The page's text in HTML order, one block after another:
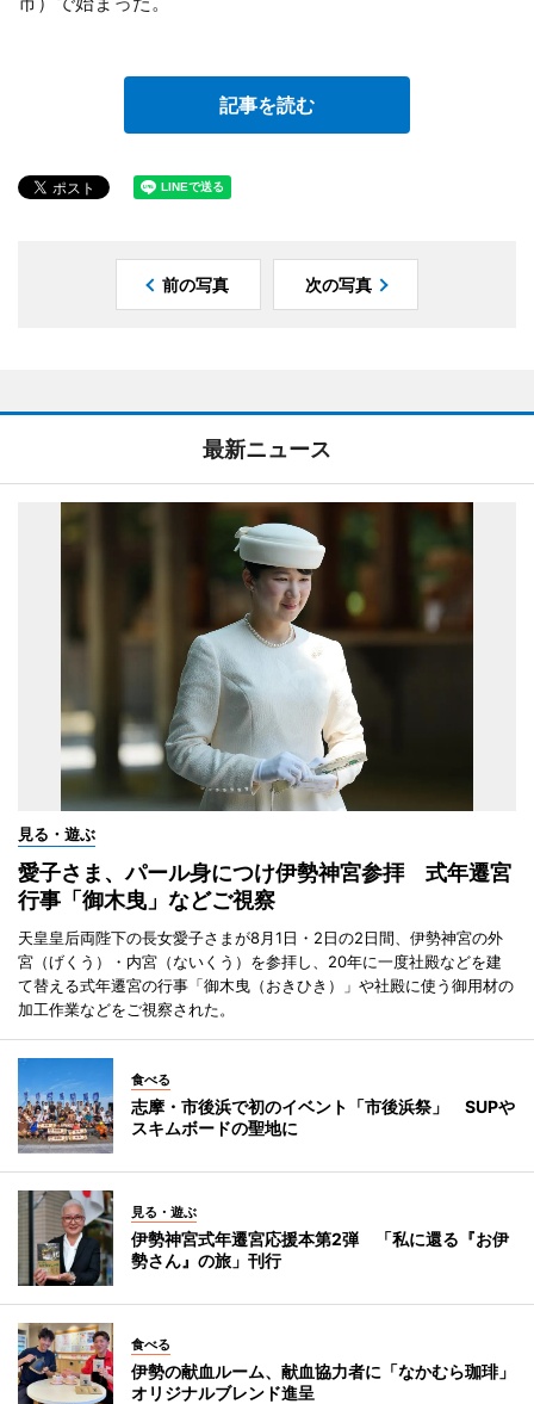
記事を読む
前の写真 次の写真
最新ニュース
見る・遊ぶ
愛子さま、パール身につけ伊勢神宮参拝 式年遷宮
行事「御木曳」などご視察
天皇皇后両陛下の長女愛子さまが8月1日・2日の2日間、伊勢神宮の外
宮（げくう）・内宮（ないくう）を参拝し、20年に一度社殿などを建
て替える式年遷宮の行事「御木曳（おきひき）」や社殿に使う御用材の
加工作業などをご視察された。
食べる
志摩・市後浜で初のイベント「市後浜祭」 SUPや
スキムボードの聖地に
見る・遊ぶ
伊勢神宮式年遷宮応援本第2弾 「私に還る『お伊
勢さん』の旅」刊行
食べる
伊勢の献血ルーム、献血協力者に「なかむら珈琲」
オリジナルブレンド進呈